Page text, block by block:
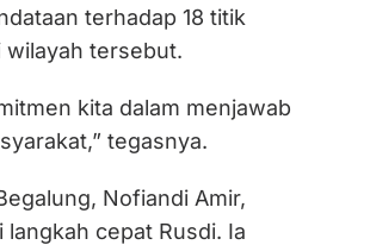
terhadap 18 titik
wilayah tersebut.
kita dalam menjawab
tegasnya.
Nofiandi Amir,
langkah cepat Rusdi. Ia